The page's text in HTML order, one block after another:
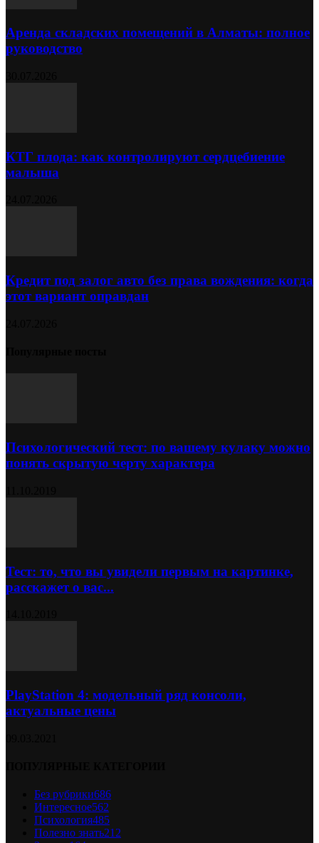
Аренда складских помещений в Алматы: полное
руководство
КТГ плода: как контролируют сердцебиение
малыша
Кредит под залог авто без права вождения: когда
этот вариант оправдан
Психологический тест: по вашему кулаку можно
понять скрытую черту характера
Тест: то, что вы увидели первым на картинке,
расскажет о вас...
PlayStation 4: модельный ряд консоли,
актуальные цены
Без рубрики686
Интересное562
Психология485
Полезно знать212